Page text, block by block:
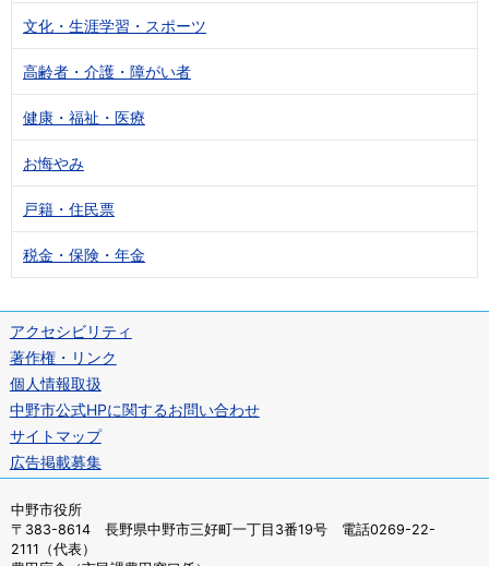
文化・生涯学習・スポーツ
高齢者・介護・障がい者
健康・福祉・医療
お悔やみ
戸籍・住民票
税金・保険・年金
アクセシビリティ
著作権・リンク
個人情報取扱
中野市公式HPに関するお問い合わせ
サイトマップ
広告掲載募集
中野市役所
〒383-8614 長野県中野市三好町一丁目3番19号 電話0269-22-
2111（代表）